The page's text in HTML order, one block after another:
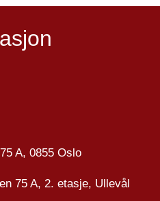
A, 0855 Oslo
75 A, 2. etasje, Ullevål